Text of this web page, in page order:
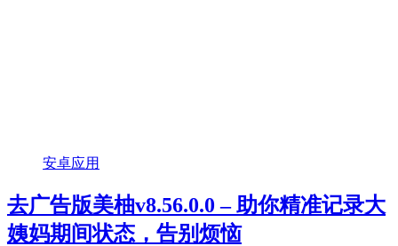
安卓应用
去广告版美柚v8.56.0.0 – 助你精准记录大
姨妈期间状态，告别烦恼